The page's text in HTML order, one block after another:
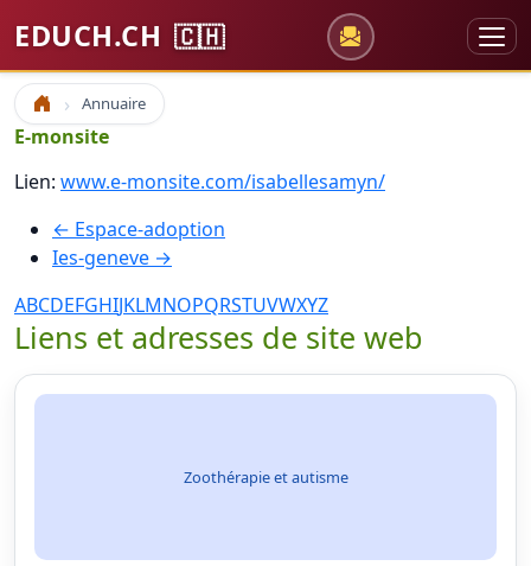
EDUCH.CH 🇨🇭
Accueil Annuaire
E-monsite
Lien: www.e-monsite.com/isabellesamyn/
← Espace-adoption
Ies-geneve →
ABCDEFGHIJKLMNOPQRSTUVWXYZ
Liens et adresses de site web
Zoothérapie et autisme